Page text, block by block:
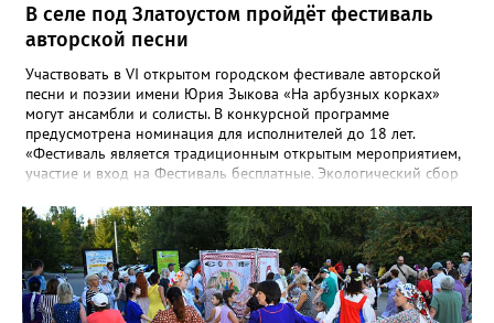
В селе под Златоустом пройдёт фестиваль
авторской песни
Участвовать в VI открытом городском фестивале авторской
песни и поэзии имени Юрия Зыкова «На арбузных корках»
могут ансамбли и солисты. В конкурсной программе
предусмотрена номинация для исполнителей до 18 лет.
«Фестиваль является традиционным открытым мероприятием,
участие и вход на Фестиваль бесплатные. Экологический сбор
горожан приглашают с 8 по 9 августа в палаточном лагере на
берегу реки Ай. Добраться туда можно на рейсовом автобусе
до Веселовки – он отправится в 6:35, 13:21 и 18:01 от
автовокзала. Кроме того, от Центральной библиотеки до села
будут курсировать маршрутные такси. Время отправления в
10:00, 11:00, 12:00, обратные рейсы в 21:00, 21:30, 22:00.